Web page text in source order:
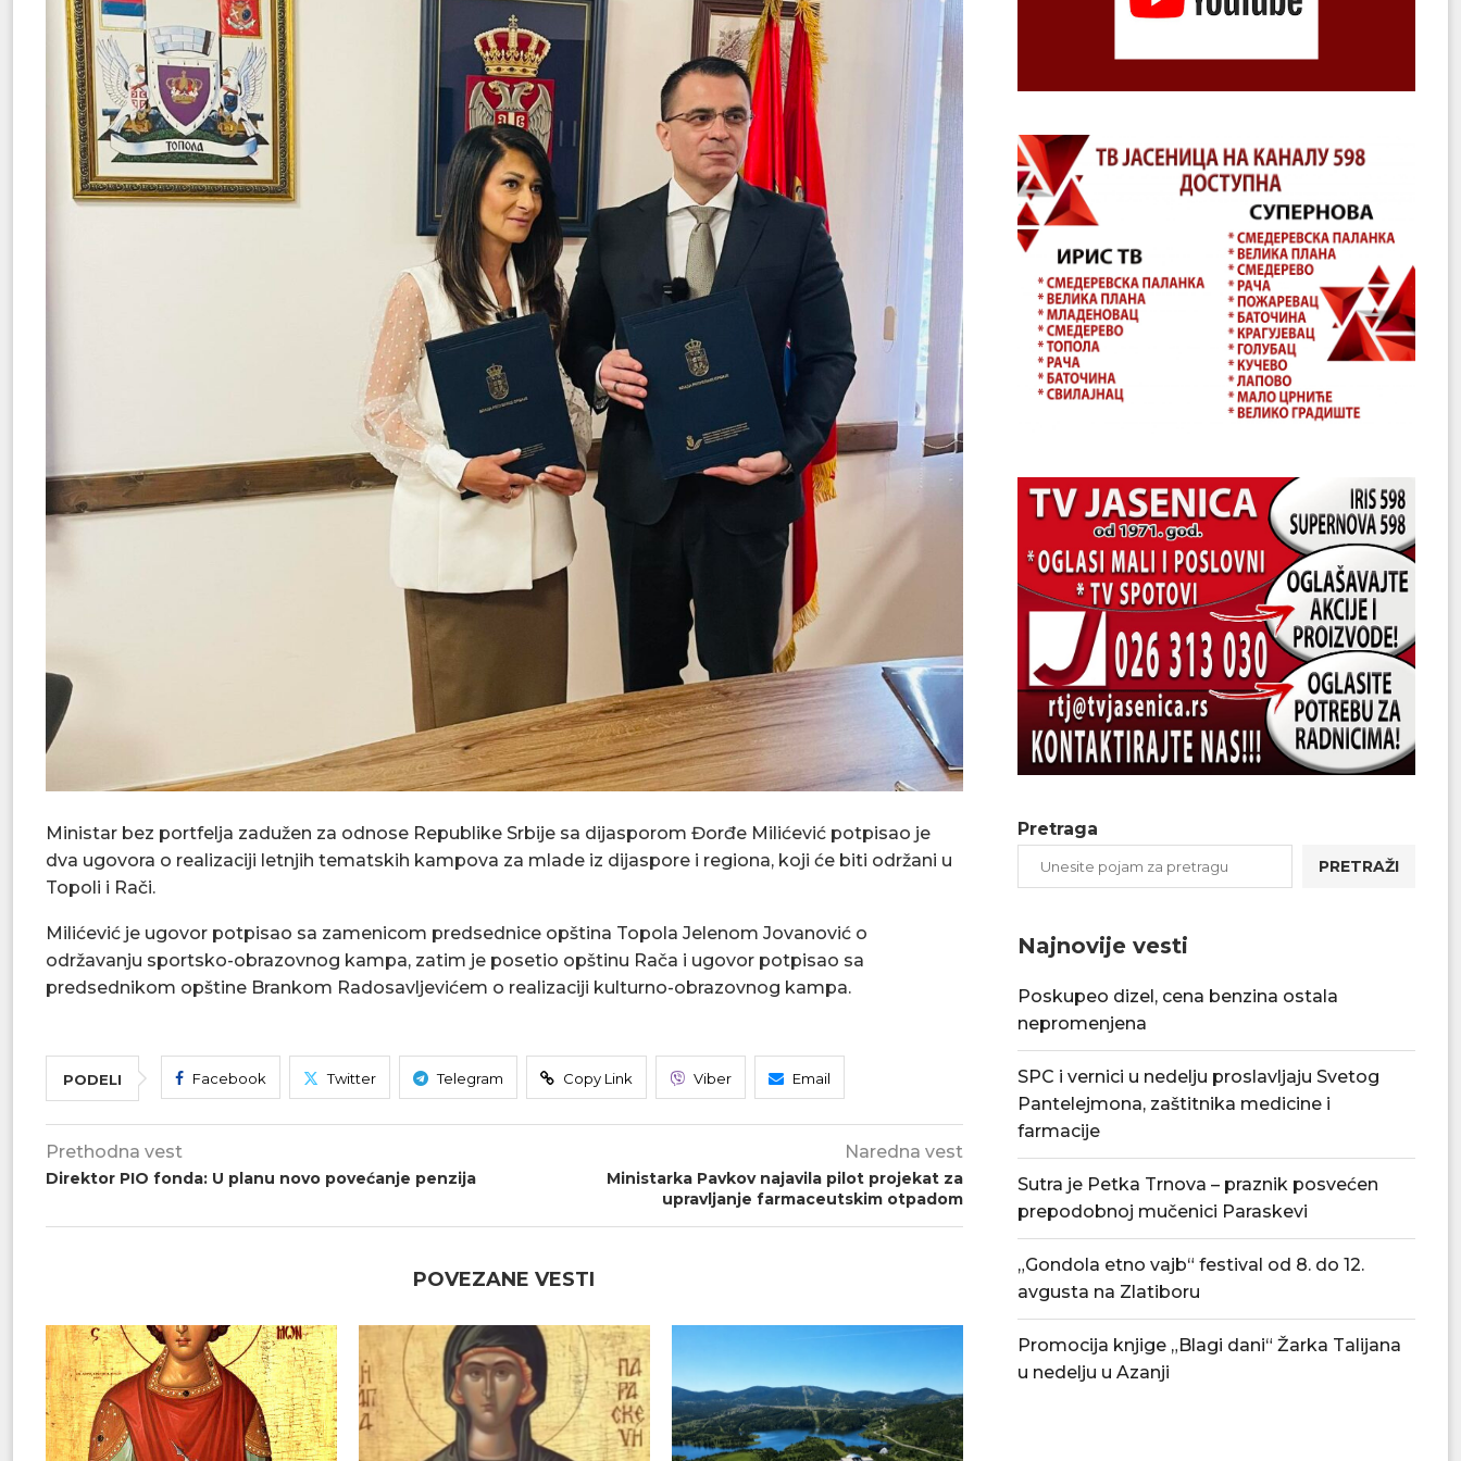
Ministar bez portfelja zadužen za odnose Republike Srbije sa dijasporom Đorđe Milićević potpisao je
dva ugovora o realizaciji letnjih tematskih kampova za mlade iz dijaspore i regiona, koji će biti održani u
Topoli i Rači.
Milićević je ugovor potpisao sa zamenicom predsednice opština Topola Jelenom Jovanović o
održavanju sportsko-obrazovnog kampa, zatim je posetio opštinu Rača i ugovor potpisao sa
predsednikom opštine Brankom Radosavljevićem o realizaciji kulturno-obrazovnog kampa.
PODELI Facebook Twitter Telegram Copy Link Viber Email
Prethodna vest
Direktor PIO fonda: U planu novo povećanje penzija
Naredna vest
Ministarka Pavkov najavila pilot projekat za
upravljanje farmaceutskim otpadom
POVEZANE VESTI
Pretraga
PRETRAŽI
Najnovije vesti
Poskupeo dizel, cena benzina ostala
nepromenjena
SPC i vernici u nedelju proslavljaju Svetog
Pantelejmona, zaštitnika medicine i
farmacije
Sutra je Petka Trnova – praznik posvećen
prepodobnoj mučenici Paraskevi
„Gondola etno vajb“ festival od 8. do 12.
avgusta na Zlatiboru
Promocija knjige „Blagi dani“ Žarka Talijana
u nedelju u Azanji